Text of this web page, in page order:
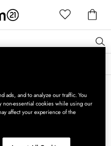
→
ads, and to analyze our traffic. You
non-essential cookies while using our
affect your experience of the